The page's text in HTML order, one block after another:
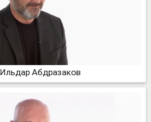
Ильдар Абдразаков